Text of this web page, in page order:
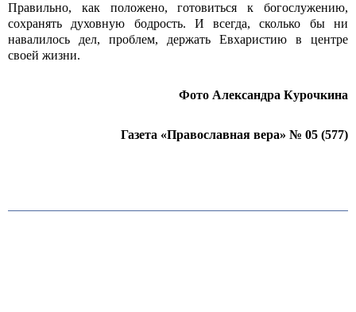
Правильно, как положено, готовиться к богослужению,
сохранять духовную бодрость. И всегда, сколько бы ни
навалилось дел, проблем, держать Евхаристию в центре
своей жизни.
Фото Александра Курочкина
Газета «Православная вера» № 05 (577)